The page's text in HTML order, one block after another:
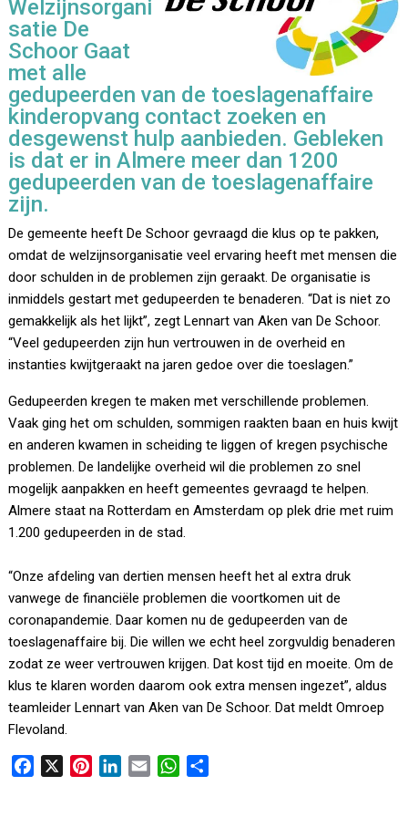
Welzijnsorgani
satie De
Schoor Gaat
met alle
gedupeerden van de toeslagenaffaire
kinderopvang contact zoeken en
desgewenst hulp aanbieden. Gebleken
is dat er in Almere meer dan 1200
gedupeerden van de toeslagenaffaire
zijn.
De gemeente heeft De Schoor gevraagd die klus op te pakken,
omdat de welzijnsorganisatie veel ervaring heeft met mensen die
door schulden in de problemen zijn geraakt. De organisatie is
inmiddels gestart met gedupeerden te benaderen. “Dat is niet zo
gemakkelijk als het lijkt”, zegt Lennart van Aken van De Schoor.
“Veel gedupeerden zijn hun vertrouwen in de overheid en
instanties kwijtgeraakt na jaren gedoe over die toeslagen.”
Gedupeerden kregen te maken met verschillende problemen.
Vaak ging het om schulden, sommigen raakten baan en huis kwijt
en anderen kwamen in scheiding te liggen of kregen psychische
problemen. De landelijke overheid wil die problemen zo snel
mogelijk aanpakken en heeft gemeentes gevraagd te helpen.
Almere staat na Rotterdam en Amsterdam op plek drie met ruim
1.200 gedupeerden in de stad.
“Onze afdeling van dertien mensen heeft het al extra druk
vanwege de financiële problemen die voortkomen uit de
coronapandemie. Daar komen nu de gedupeerden van de
toeslagenaffaire bij. Die willen we echt heel zorgvuldig benaderen
zodat ze weer vertrouwen krijgen. Dat kost tijd en moeite. Om de
klus te klaren worden daarom ook extra mensen ingezet”, aldus
teamleider Lennart van Aken van De Schoor. Dat meldt Omroep
Flevoland.
W